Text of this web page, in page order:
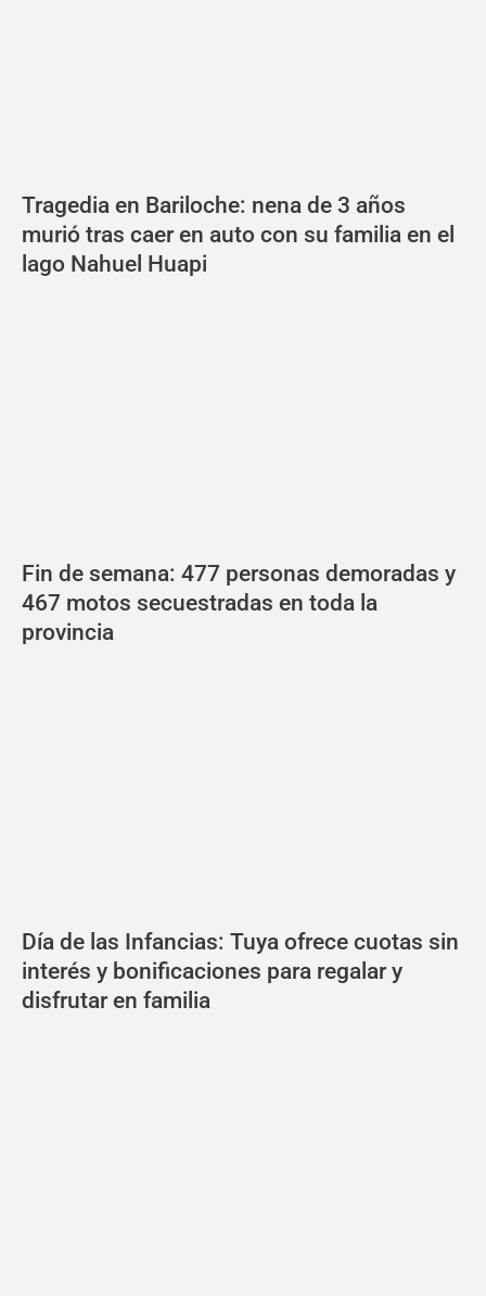
Tragedia en Bariloche: nena de 3 años
murió tras caer en auto con su familia en el
lago Nahuel Huapi
Fin de semana: 477 personas demoradas y
467 motos secuestradas en toda la
provincia
Día de las Infancias: Tuya ofrece cuotas sin
interés y bonificaciones para regalar y
disfrutar en familia